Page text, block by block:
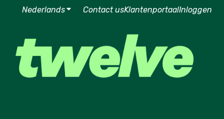
NederlandsSubmenu tonen voor vertalingen
Contact usKlantenportaalInloggen